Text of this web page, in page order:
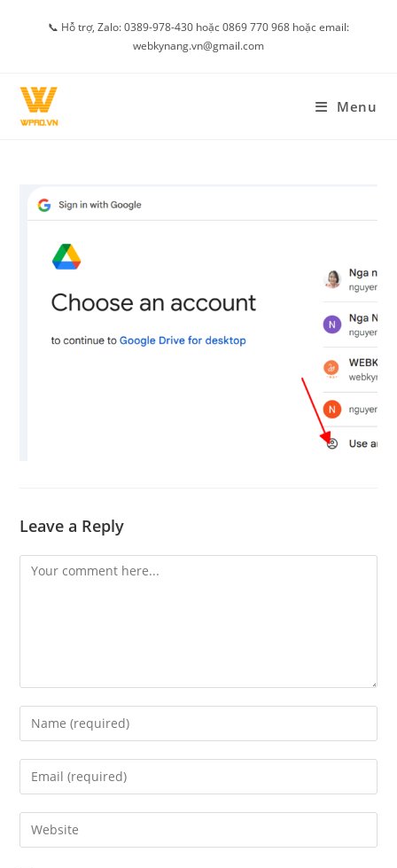
📞 Hỗ trợ, Zalo: 0389-978-430 hoặc 0869 770 968 hoặc email:
webkynang.vn@gmail.com
Menu
Leave a Reply
Comment
Enter
your
name
comment
Enter
your
email
address
Enter
your